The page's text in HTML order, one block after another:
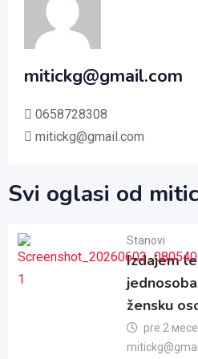
mitickg@gmail.com
0658728308
mitickg@gmail.com
Svi oglasi od
Stanovi
Izdajem
žensku
pre 2